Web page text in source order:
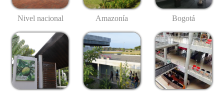
Nivel nacional Amazonía Bogotá